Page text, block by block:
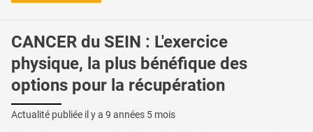
CANCER du SEIN : L'exercice
physique, la plus bénéfique des
options pour la récupération
Actualité publiée il y a 9 années 5 mois